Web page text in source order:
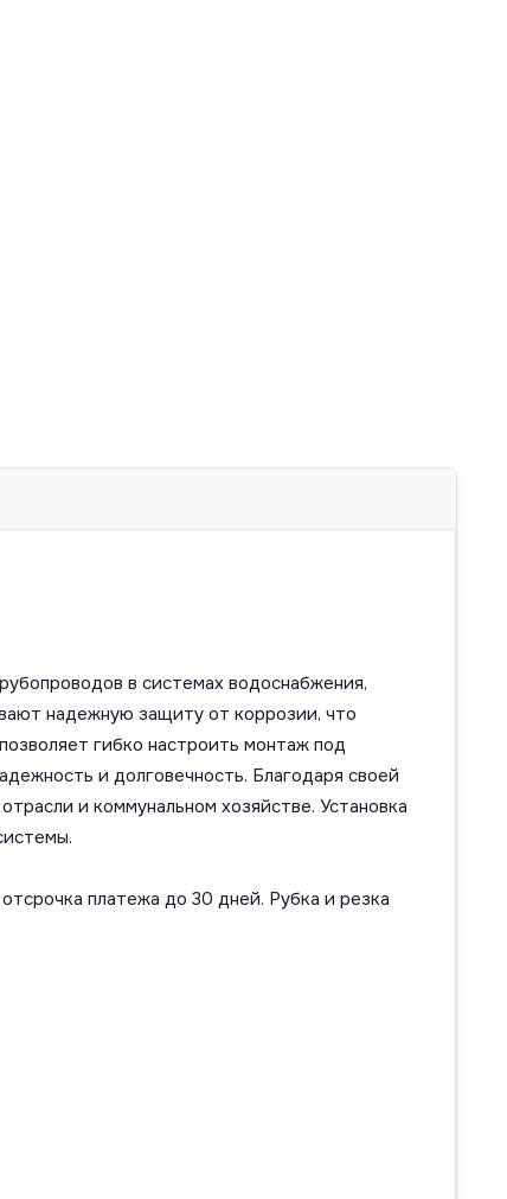
в системах водоснабжения,
надежную защиту от коррозии, что
гибко настроить монтаж под
и долговечность. Благодаря своей
и коммунальном хозяйстве. Установка
платежа до 30 дней. Рубка и резка